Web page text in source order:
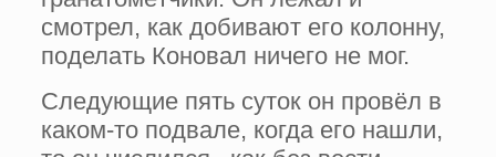
смотрел, как добивают его колонну,
поделать Коновал ничего не мог.
Следующие пять суток он провёл в
каком-то подвале, когда его нашли,